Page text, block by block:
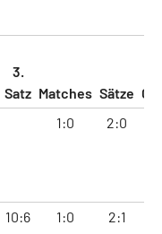
3.
Satz Matches Sätze
1:0 2:0
10:6 1:0 2:1